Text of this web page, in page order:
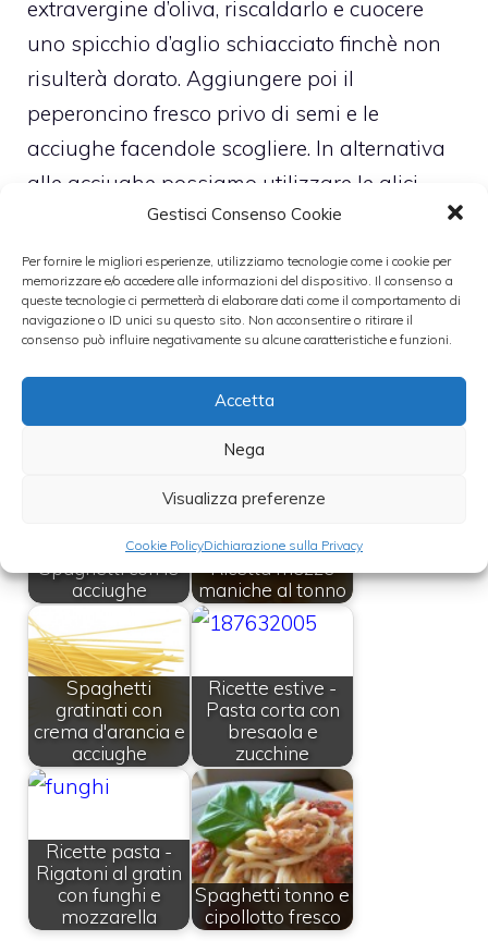
Gestisci Consenso Cookie
Per fornire le migliori esperienze, utilizziamo tecnologie come i cookie per
memorizzare e/o accedere alle informazioni del dispositivo. Il consenso a
queste tecnologie ci permetterà di elaborare dati come il comportamento di
navigazione o ID unici su questo sito. Non acconsentire o ritirare il
consenso può influire negativamente su alcune caratteristiche e funzioni.
Accetta
Nega
Visualizza preferenze
Cookie PolicyDichiarazione sulla Privacy
extravergine d’oliva, riscaldarlo e cuocere
uno spicchio d’aglio schiacciato finchè non
risulterà dorato. Aggiungere poi il
peperoncino fresco privo di semi e le
acciughe facendole scogliere. In alternativa
alle acciughe possiamo utilizzare le alici
sotto sale. Infine versare nella padella anche
i pomodorini tagliati precedentemente in 4
parti, farli saltare e salare con poco sale.
Scolare la pasta, unire il sugo amalgamare
Leggi anche:
Spaghetti con le
acciughe
Ricetta mezze
maniche al tonno
Spaghetti
gratinati con
crema d'arancia e
acciughe
Ricette estive -
Pasta corta con
bresaola e
zucchine
Ricette pasta -
Rigatoni al gratin
con funghi e
mozzarella
Spaghetti tonno e
cipollotto fresco